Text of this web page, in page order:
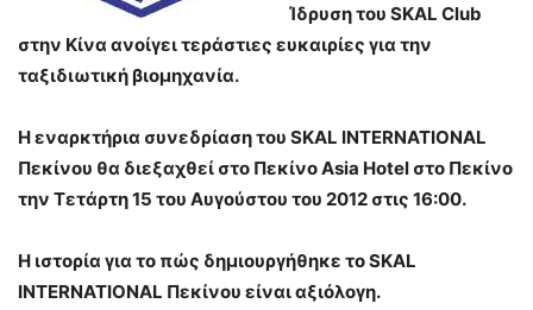
Ίδρυση του SKAL Club
στην Κίνα ανοίγει τεράστιες ευκαιρίες για την
ταξιδιωτική βιομηχανία.
Η εναρκτήρια συνεδρίαση του SKAL INTERNATIONAL
Πεκίνου θα διεξαχθεί στο Πεκίνο Asia Hotel στο Πεκίνο
την Τετάρτη 15 του Αυγούστου του 2012 στις 16:00.
Η ιστορία για το πώς δημιουργήθηκε το SKAL
INTERNATIONAL Πεκίνου είναι αξιόλογη.